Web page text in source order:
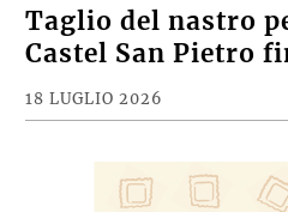
Taglio del nastro
Castel San Pietro
18 LUGLIO 2026